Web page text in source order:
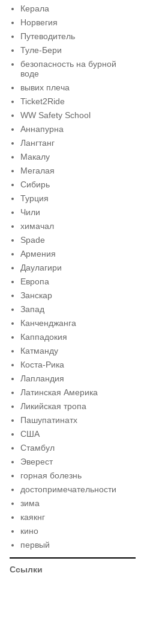
Керала
Норвегия
Путеводитель
Туле-Бери
безопасность на бурной
воде
вывих плеча
Ticket2Ride
WW Safety School
Аннапурна
Лангтанг
Макалу
Мегалая
Сибирь
Турция
Чили
химачал
Spade
Армения
Даулагири
Европа
Занскар
Запад
Канченджанга
Каппадокия
Катманду
Коста-Рика
Лапландия
Латинская Америка
Ликийская тропа
Пашупатинатх
США
Стамбул
Эверест
горная болезнь
достопримечательности
зима
каякнг
кино
первый
Ссылки